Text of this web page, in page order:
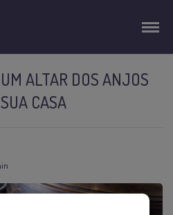
ALTAR DOS ANJOS
CASA